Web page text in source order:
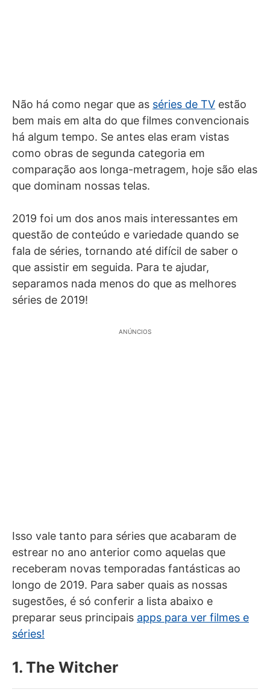
Não há como negar que as séries de TV estão
bem mais em alta do que filmes convencionais
há algum tempo. Se antes elas eram vistas
como obras de segunda categoria em
comparação aos longa-metragem, hoje são elas
que dominam nossas telas.
2019 foi um dos anos mais interessantes em
questão de conteúdo e variedade quando se
fala de séries, tornando até difícil de saber o
que assistir em seguida. Para te ajudar,
separamos nada menos do que as melhores
séries de 2019!
ANÚNCIOS
Isso vale tanto para séries que acabaram de
estrear no ano anterior como aquelas que
receberam novas temporadas fantásticas ao
longo de 2019. Para saber quais as nossas
sugestões, é só conferir a lista abaixo e
preparar seus principais apps para ver filmes e
séries!
1. The Witcher